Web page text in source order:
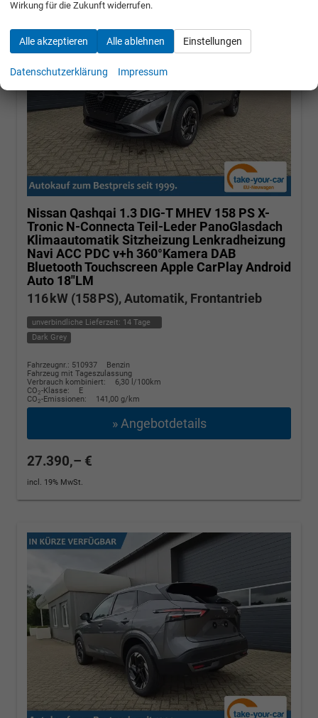
Nissan Qashqai 1.3 DIG-T MHEV 158 PS X-
Tronic N-Connecta Teil-Leder PanoGlasdach
Klimaautomatik Sitzheizung Lenkradheizung
Navi ACC PDC v+h 360°Kamera DAB
Bluetooth Touchscreen Apple CarPlay Android
Auto 18"LM
116 kW (158 PS), Automatik, Frontantrieb
unverbindliche Lieferzeit: 14 Tage
Dark Grey
Fahrzeugnr.: 510937
Benzin
Fahrzeug mit Tageszulassung
Verbrauch kombiniert:
6,30 l/100km
CO2-Klasse:
E
CO2-Emissionen: 141,00 g/km
» Angebotdetails
27.390,– €
incl. 19% MwSt.
Wirkung für die Zukunft widerrufen.
Alle akzeptieren Alle ablehnen Einstellungen
Datenschutzerklärung Impressum